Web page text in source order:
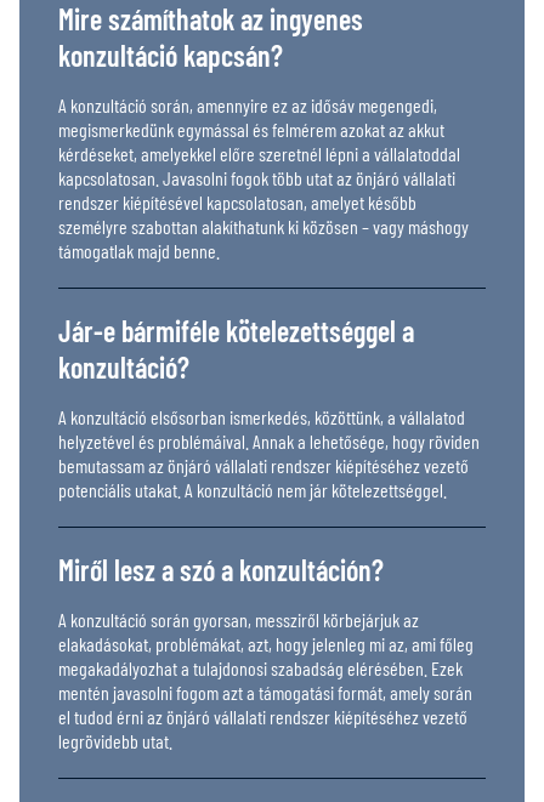
Mire számíthatok az ingyenes
konzultáció kapcsán?
A konzultáció során, amennyire ez az idősáv megengedi,
megismerkedünk egymással és felmérem azokat az akkut
kérdéseket, amelyekkel előre szeretnél lépni a vállalatoddal
kapcsolatosan. Javasolni fogok több utat az önjáró vállalati
rendszer kiépítésével kapcsolatosan, amelyet később
személyre szabottan alakíthatunk ki közösen – vagy máshogy
támogatlak majd benne.
Jár-e bármiféle kötelezettséggel a
konzultáció?
A konzultáció elsősorban ismerkedés, közöttünk, a vállalatod
helyzetével és problémáival. Annak a lehetősége, hogy röviden
bemutassam az önjáró vállalati rendszer kiépítéséhez vezető
potenciális utakat. A konzultáció nem jár kötelezettséggel.
Miről lesz a szó a konzultáción?
A konzultáció során gyorsan, messziről körbejárjuk az
elakadásokat, problémákat, azt, hogy jelenleg mi az, ami főleg
megakadályozhat a tulajdonosi szabadság elérésében. Ezek
mentén javasolni fogom azt a támogatási formát, amely során
el tudod érni az önjáró vállalati rendszer kiépítéséhez vezető
legrövidebb utat.